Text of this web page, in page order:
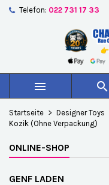
Telefon: 022 731 17 33
 
Startseite Designer Toys
Kozik (Ohne Verpackung)
ONLINE-SHOP
GENF LADEN
Create new list
Name der
Sie müssen
Wunschliste